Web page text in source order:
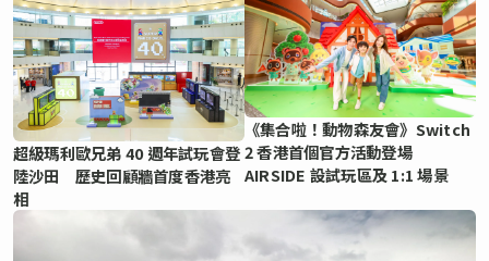
超級瑪利歐兄弟 40 週年試玩會登
陸沙田 歷史回顧牆首度香港亮
相
《集合啦！動物森友會》Switch
2 香港首個官方活動登場
AIRSIDE 設試玩區及 1:1 場景